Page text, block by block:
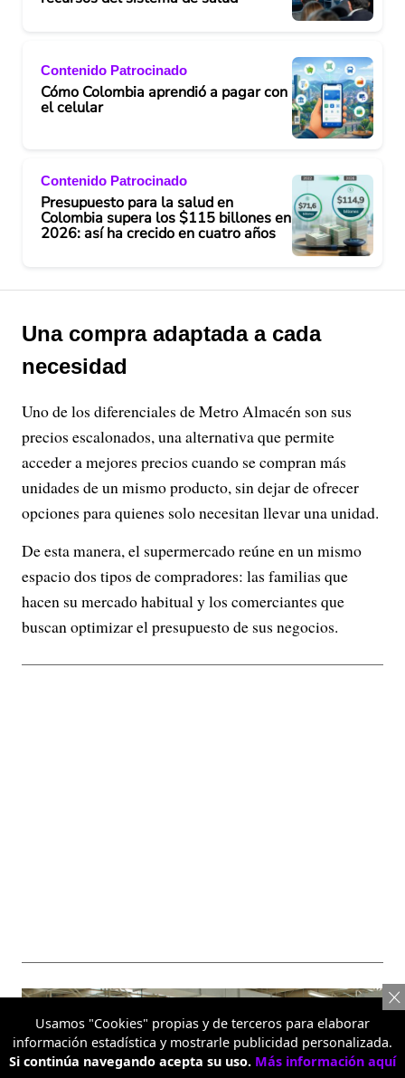
Contenido Patrocinado
Cómo Colombia aprendió a pagar con
el celular
Contenido Patrocinado
Presupuesto para la salud en
Colombia supera los $115 billones en
2026: así ha crecido en cuatro años
Una compra adaptada a cada
necesidad
Uno de los diferenciales de Metro Almacén son sus
precios escalonados, una alternativa que permite
acceder a mejores precios cuando se compran más
unidades de un mismo producto, sin dejar de ofrecer
opciones para quienes solo necesitan llevar una unidad.
De esta manera, el supermercado reúne en un mismo
espacio dos tipos de compradores: las familias que
hacen su mercado habitual y los comerciantes que
buscan optimizar el presupuesto de sus negocios.
Usamos "Cookies" propias y de terceros para elaborar
información estadística y mostrarle publicidad personalizada.
Si continúa navegando acepta su uso. Más información aquí